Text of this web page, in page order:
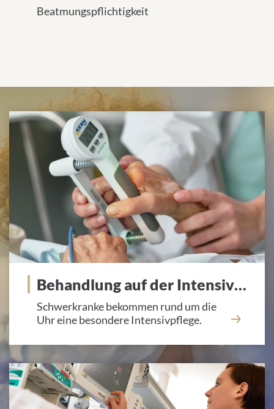
Beatmungspflichtigkeit
Patienten auf der Intensivstation
Behandlung auf der Intensivstation
Schwerkranke bekommen rund um die
Uhr eine besondere Intensivpflege.